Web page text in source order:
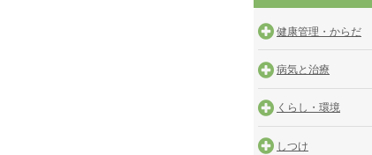
健康管理・からだ
病気と治療
くらし・環境
しつけ